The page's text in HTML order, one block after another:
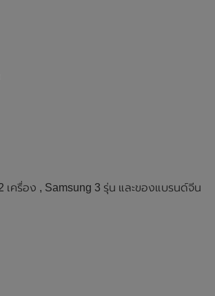
เครื่อง , Samsung 3 รุ่น และของแบรนด์จีน